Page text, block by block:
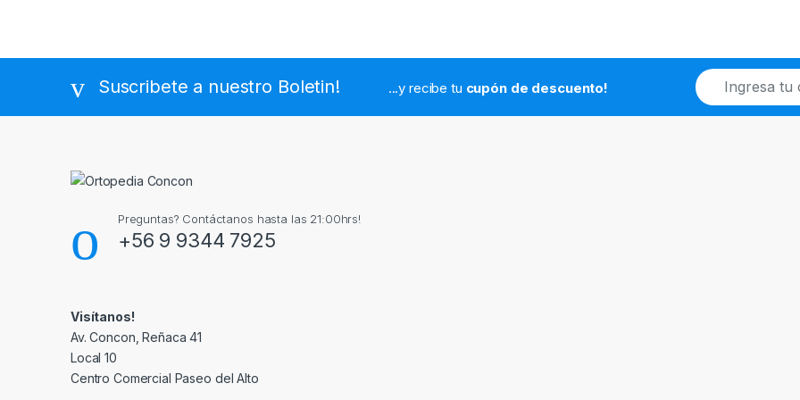
Suscribete a nuestro Boletin! ...y recibe tu cupón de descuento!
E
m
a
Preguntas? Contáctanos hasta las 21:00hrs!
+56 9 9344 7925
Visítanos!
Av. Concon, Reñaca 41
Local 10
Centro Comercial Paseo del Alto